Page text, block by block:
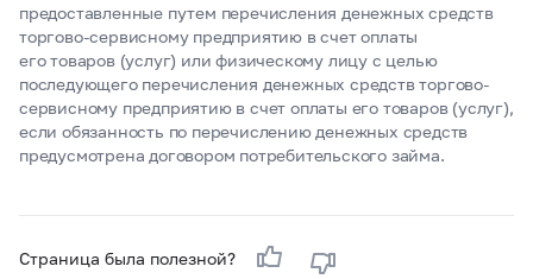
предоставленные путем перечисления денежных средств
торгово-сервисному предприятию в счет оплаты
его товаров (услуг) или физическому лицу с целью
последующего перечисления денежных средств торгово-
сервисному предприятию в счет оплаты его товаров (услуг),
если обязанность по перечислению денежных средств
предусмотрена договором потребительского займа.
Страница была полезной?